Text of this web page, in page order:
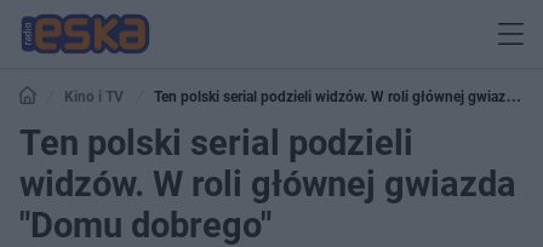
Kino i TV
Ten polski serial podzieli widzów. W roli głównej gwiazda
"Domu dobrego"
Ten polski serial podzieli
widzów. W roli głównej gwiazda
"Domu dobrego"